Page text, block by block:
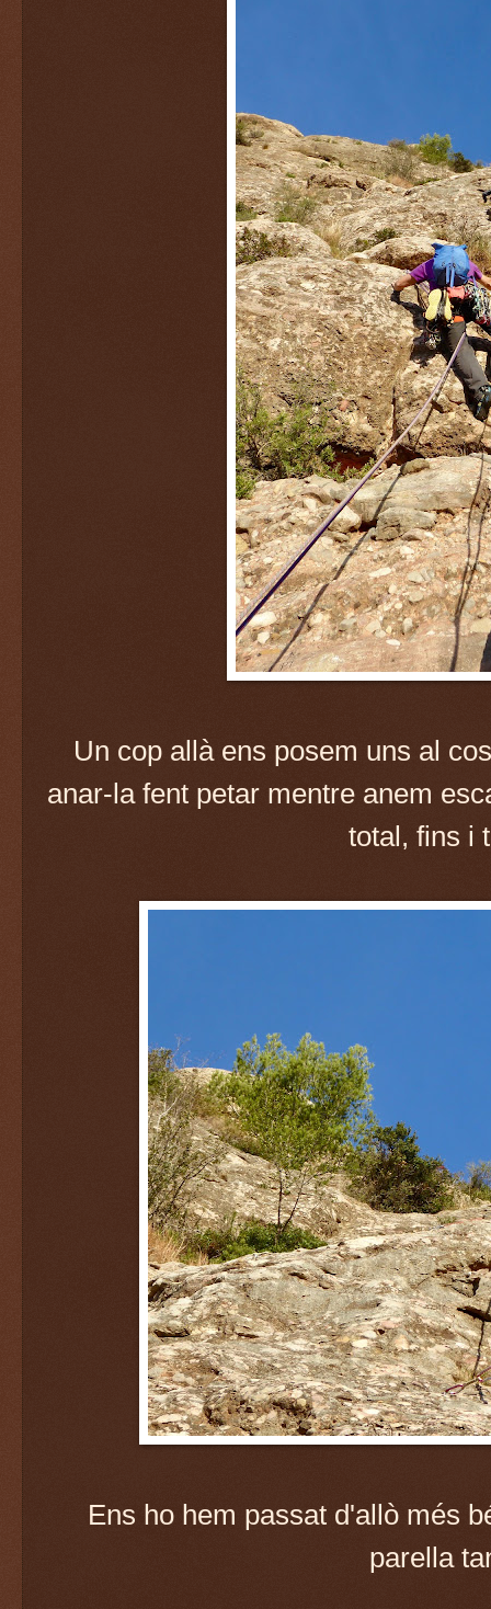
Un cop allà ens posem uns al
anar-la fent petar mentre anem
total, fins i
Ens ho hem passat d'allò més
parella